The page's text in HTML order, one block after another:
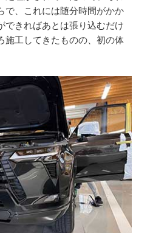
で、これには随分時間がかか
できればあとは張り込むだけ
施工してきたものの、初の体